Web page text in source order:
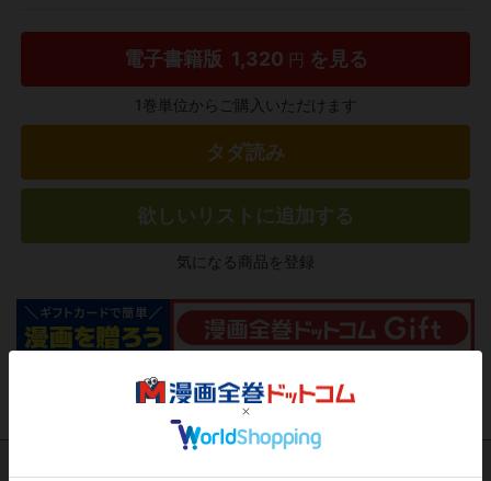
電子書籍版 1,320 円 を見る
1巻単位からご購入いただけます
タダ読み
欲しいリストに追加する
気になる商品を登録